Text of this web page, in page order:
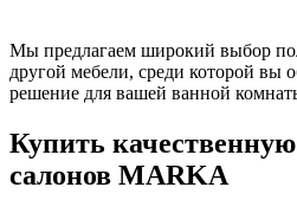
Мы предлагаем широкий выбор
другой мебели, среди которой вы
решение для вашей ванной
Купить
салонов MARKA